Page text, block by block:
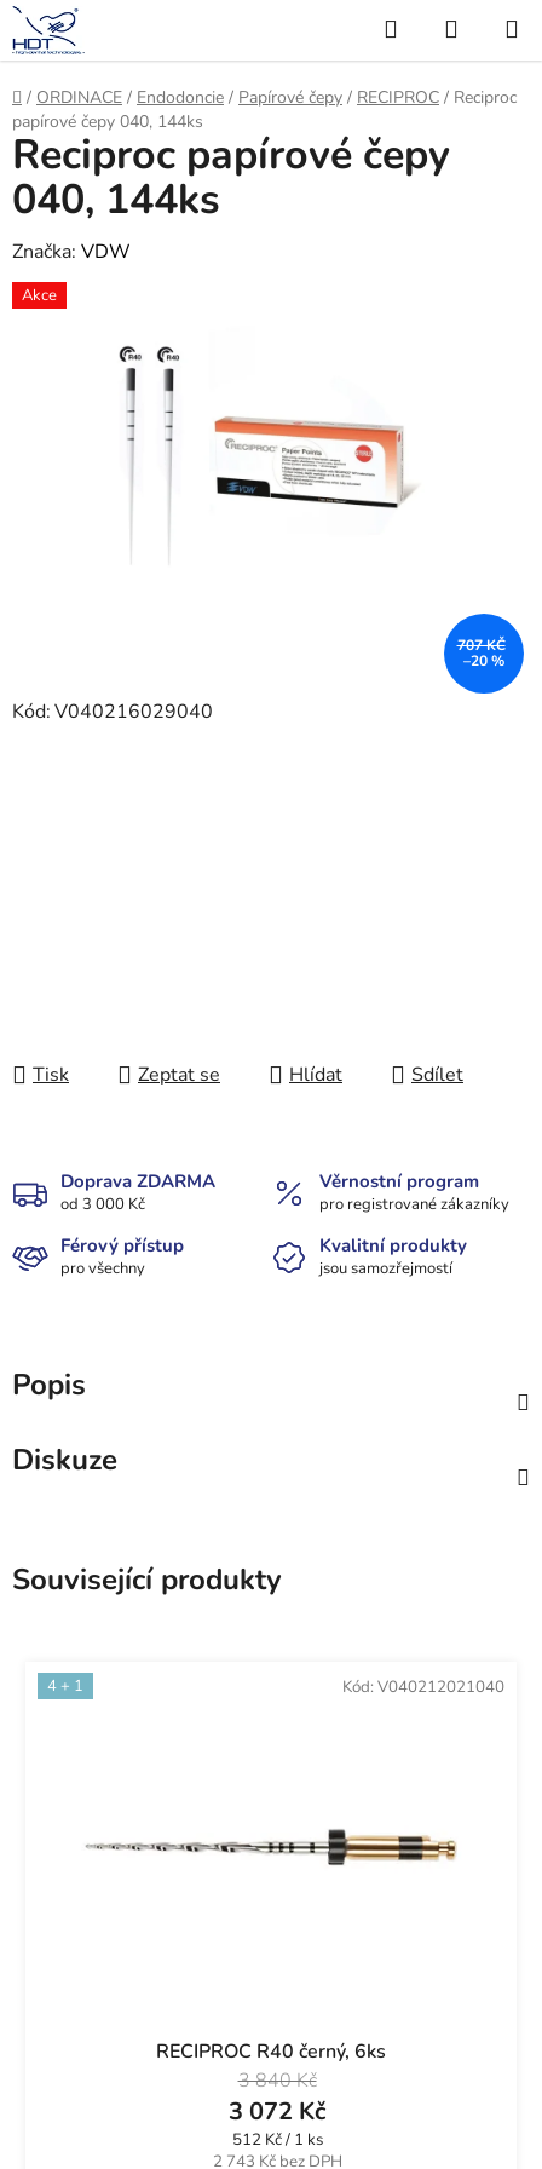
Přejít
na
obsah
Hledat
KOŠÍK
Domů
/ ORDINACE / Endodoncie / Papírové čepy / RECIPROC / Reciproc
papírové čepy 040, 144ks
Kód:V040216029040
Tisk Zeptat se Hlídat Sdílet
Reciproc papírové čepy
040, 144ks
Značka: VDW
Akce
707 KČ
–20 %
Doprava ZDARMA
od 3 000 Kč
Věrnostní program
pro registrované zákazníky
Férový přístup
pro všechny
Kvalitní produkty
jsou samozřejmostí
Popis
Diskuze
Související produkty
4 + 1
RECIPROC R40 černý, 6ks
2 743 Kč bez DPH
3 072 Kč
3 840 Kč
Měrná
cena:
512 Kč / 1 ks
Kód: V040212021040